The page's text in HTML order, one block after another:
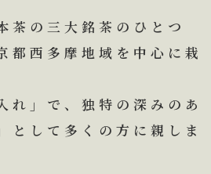
茶の三大銘茶のひとつ
都西多摩地域を中心に栽
れ」で、独特の深みのあ
として多くの方に親しま